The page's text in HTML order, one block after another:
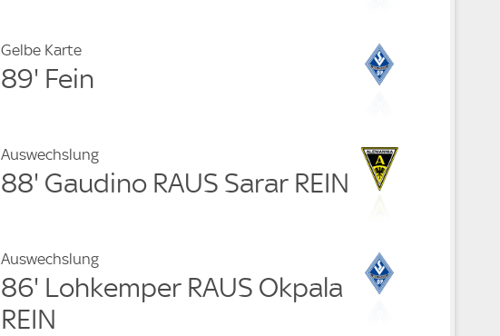
Gelbe Karte
89' Fein
Auswechslung
88' Gaudino RAUS Sarar REIN
Auswechslung
86' Lohkemper RAUS Okpala
REIN